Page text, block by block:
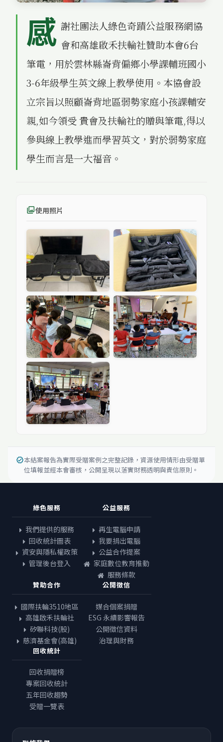
感 謝社團法人綠色奇蹟公益服務網協
會和高雄啟禾扶輪社贊助本會6台
筆電，用於雲林縣崙背偏鄉小學課輔班國小
3-6年級學生英文線上教學使用。本協會設
立宗旨以照顧崙背地區弱勢家庭小孩課輔安
親,如今領受 貴會及扶輪社的贈與筆電,得以
參與線上教學進而學習英文，對於弱勢家庭
學生而言是一大福音。
photo_library使用照片
verified本結案報告為實際受贈案例之完整記錄，資源使用情形由受贈單
位填報並經本會審核，公開呈現以落實財務透明與責信原則。
綠色服務
我們提供的服務
回收統計圖表
資安與隱私權政策
管理後台登入
公益服務
再生電腦申請
我要捐出電腦
公益合作提案
家庭數位教育推動
服務條款
贊助合作
國際扶輪3510地區
高雄啟禾扶輪社
矽聯科技(股)
慈濟基金會(高雄)
公開徵信
媒合個案捐贈
ESG 永續影響報告
公開徵信資料
治理與財務
回收統計
回收捐贈榜
專案回收統計
五年回收趨勢
受贈一覽表